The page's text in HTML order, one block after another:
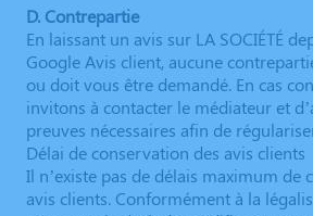
D. Contrepartie
En laissant un avis sur LA SOCIÉTÉ
Google Avis client, aucune
ou doit vous être demandé. En cas
invitons à contacter le médiateur et
preuves nécessaires afin de
Délai de conservation des avis clients
Il n’existe pas de délais maximum de
avis clients. Conformément à la